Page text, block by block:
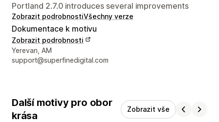
Portland 2.7.0 introduces several improvements
Zobrazit podrobnostiVšechny verze
Dokumentace k motivu
Zobrazit podrobnosti
Kontaktní údaje designéra
Yerevan, AM
support@superfinedigital.com
Další motivy pro obor
krása
Zobrazit vše